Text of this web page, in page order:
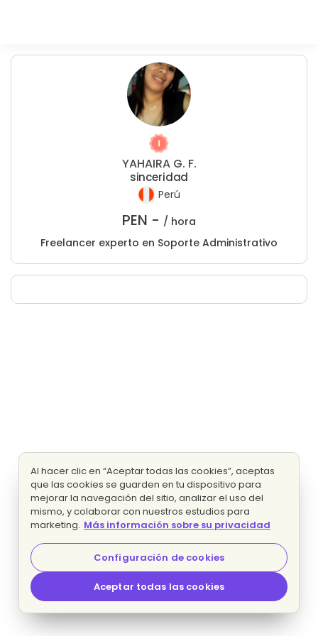
YAHAIRA G. F.
sinceridad
Perú
PEN - / hora
Freelancer experto en Soporte Administrativo
Al hacer clic en “Aceptar todas las cookies”, aceptas
que las cookies se guarden en tu dispositivo para
mejorar la navegación del sitio, analizar el uso del
mismo, y colaborar con nuestros estudios para
marketing. Más información sobre su privacidad
Configuración de cookies
Aceptar todas las cookies